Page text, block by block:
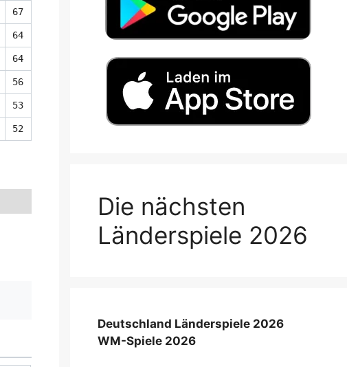
67
64
64
56
53
52
Die nächsten
Länderspiele 2026
Deutschland Länderspiele 2026
WM-Spiele 2026